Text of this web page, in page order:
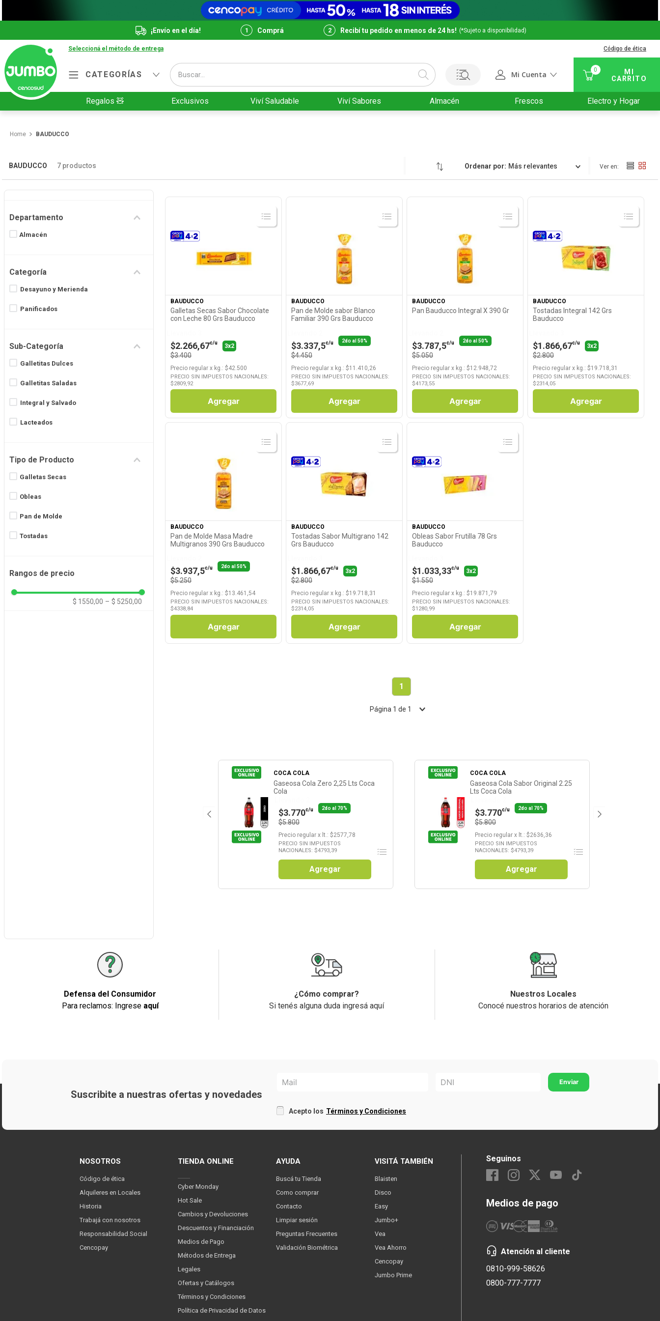
¡Envío en el día! Comprá Recibí tu pedido en menos de 24 hs! (*Sujeto a disponibilidad)
Seleccioná el método de entrega Código de ética
CATEGORÍAS
Buscar...
Mi Cuenta
0
Regalos 🧸 Exclusivos Viví Saludable Viví Sabores Almacén Frescos Electro y Hogar
BAUDUCCO
BAUDUCCO 7 productos Ordenar por Relevancia
Departamento
Almacén
Categoría
Desayuno y Merienda
Panificados
Sub-Categoría
Galletitas Dulces
Galletitas Saladas
Integral y Salvado
Lacteados
Tipo de Producto
Galletas Secas
Obleas
Pan de Molde
Tostadas
Rangos de precio
$ 1550,00 – $ 5250,00
Ver Producto
BAUDUCCO
Galletas Secas Sabor Chocolate
con Leche 80 Grs Bauducco
$2.266,67c/u 3x2
$3.400
Precio regular x kg. : $42.500
PRECIO SIN IMPUESTOS NACIONALES:
$2809,92
Agregar
Ver Producto
BAUDUCCO
Pan de Molde sabor Blanco
Familiar 390 Grs Bauducco
$3.337,5c/u 2do al 50%
$4.450
Precio regular x kg. : $11.410,26
PRECIO SIN IMPUESTOS NACIONALES:
$3677,69
Agregar
Ver Producto
BAUDUCCO
Pan Bauducco Integral X 390 Gr
$3.787,5c/u 2do al 50%
$5.050
Precio regular x kg. : $12.948,72
PRECIO SIN IMPUESTOS NACIONALES:
$4173,55
Agregar
Ver Producto
BAUDUCCO
Tostadas Integral 142 Grs
Bauducco
$1.866,67c/u 3x2
$2.800
Precio regular x kg. : $19.718,31
PRECIO SIN IMPUESTOS NACIONALES:
$2314,05
Agregar
Ver Producto
BAUDUCCO
Pan de Molde Masa Madre
Multigranos 390 Grs Bauducco
$3.937,5c/u 2do al 50%
$5.250
Precio regular x kg.: $13.461,54
PRECIO SIN IMPUESTOS NACIONALES:
$4338,84
Agregar
Ver Producto
BAUDUCCO
Tostadas Sabor Multigrano 142
Grs Bauducco
$1.866,67c/u 3x2
$2.800
Precio regular x kg.: $19.718,31
PRECIO SIN IMPUESTOS NACIONALES:
$2314,05
Agregar
Ver Producto
BAUDUCCO
Obleas Sabor Frutilla 78 Grs
Bauducco
$1.033,33c/u 3x2
$1.550
Precio regular x kg.: $19.871,79
PRECIO SIN IMPUESTOS NACIONALES:
$1280,99
Agregar
1
Página 1 de 1
COCA COLA
Gaseosa Cola Zero 2,25 Lts Coca
Cola
$3.770c/u 2do al 70%
$5.800
Precio regular x lt.: $2577,78
PRECIO SIN IMPUESTOS
NACIONALES: $4793,39
Agregar
COCA COLA
Gaseosa Cola Sabor Original 2.25
Lts Coca Cola
$3.770c/u 2do al 70%
$5.800
Precio regular x lt.: $2636,36
PRECIO SIN IMPUESTOS
NACIONALES: $4793,39
Agregar
Defensa del Consumidor
Para reclamos: Ingrese aquí
¿Cómo comprar?
Si tenés alguna duda ingresá aquí
Nuestros Locales
Conocé nuestros horarios de atención
Suscribite a nuestras ofertas y novedades
Acepto los Términos y Condiciones
NOSOTROS
Código de ética
Alquileres en Locales
Historia
Trabajá con nosotros
Responsabilidad Social
Cencopay
TIENDA ONLINE
Cyber Monday
Hot Sale
Cambios y Devoluciones
Descuentos y Financiación
Medios de Pago
Métodos de Entrega
Legales
Ofertas y Catálogos
Términos y Condiciones
Política de Privacidad de Datos
AYUDA
Buscá tu Tienda
Como comprar
Contacto
Limpiar sesión
Preguntas Frecuentes
Validación Biométrica
VISITÁ TAMBIÉN
Blaisten
Disco
Easy
Jumbo+
Vea
Vea Ahorro
Cencopay
Jumbo Prime
Seguinos
Medios de pago
Atención al cliente
0810-999-58626
0800-777-7777
Términos más buscados
7.
Juguetes
10.